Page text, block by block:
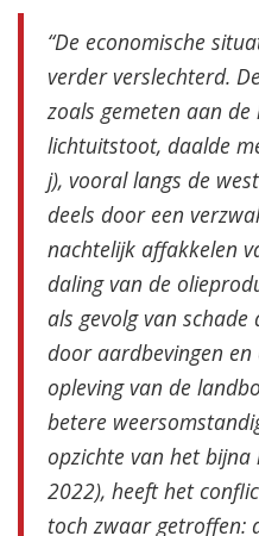
“De economische
verder verslechterd.
zoals gemeten aan
lichtuitstoot, daalde
j), vooral langs de
deels door een
nachtelijk affakkelen
daling van de
als gevolg van
door aardbevingen
opleving van de
betere
opzichte van het
2022), heeft het
toch zwaar getroffen: